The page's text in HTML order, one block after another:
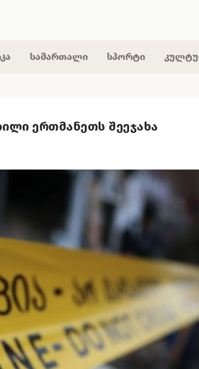
სამართალი სპორტი
ერთმანეთს შეეჯახა